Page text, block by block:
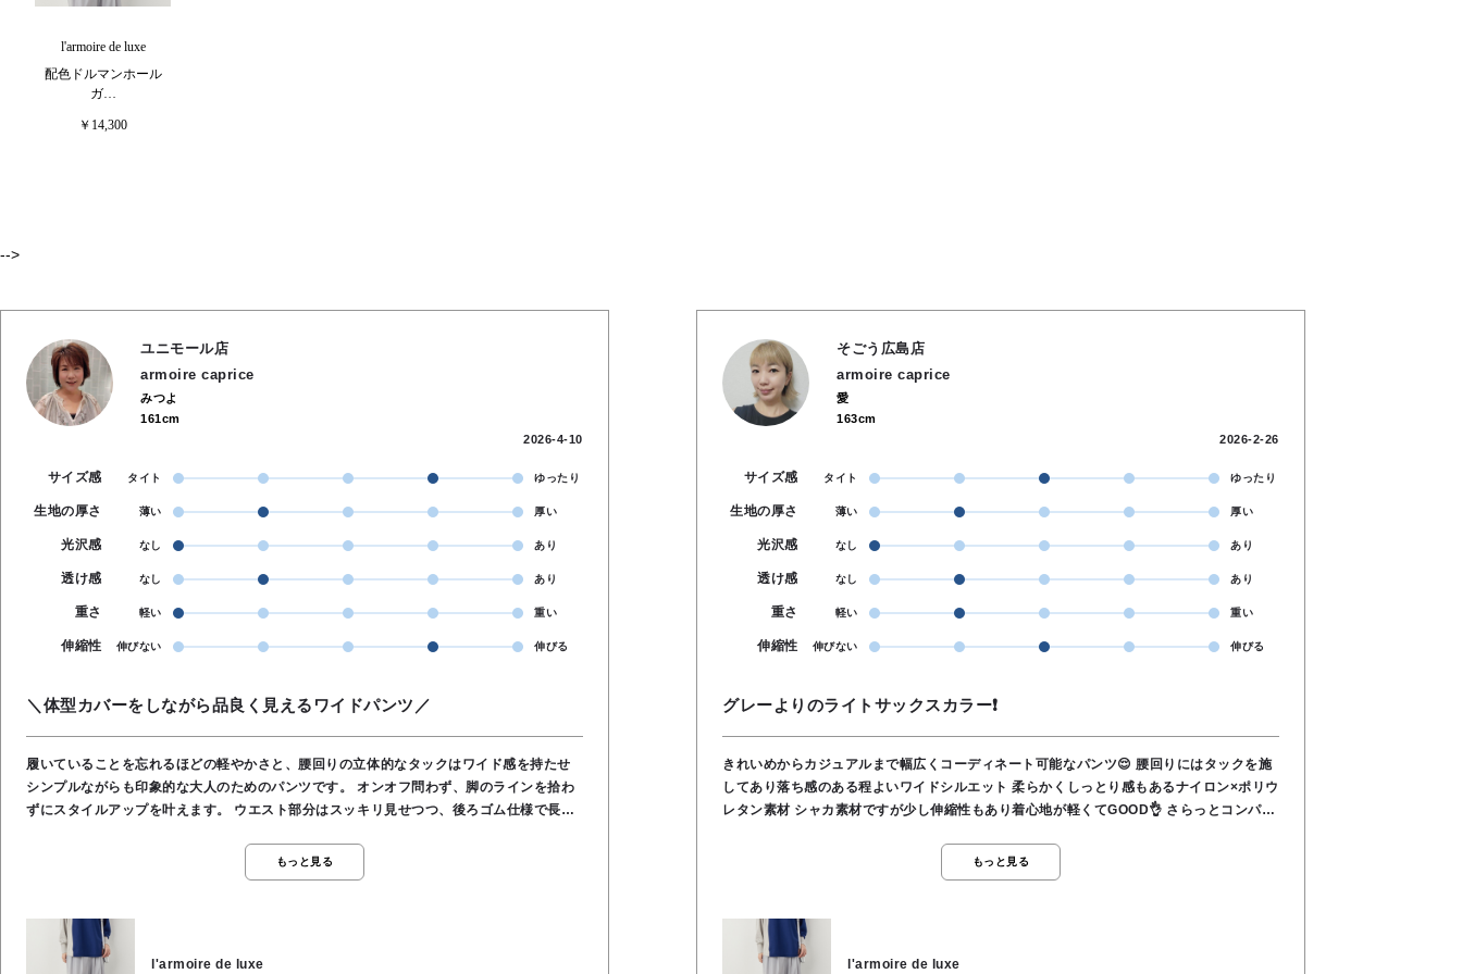
l'armoire de luxe
配色ドルマンホール
ガ…
￥14,300
-->
ユニモール店
armoire caprice
みつよ
161cm
2026-4-10
サイズ感 タイト ゆったり
生地の厚さ 薄い 厚い
光沢感 なし あり
透け感 なし あり
重さ 軽い 重い
伸縮性 伸びない 伸びる
＼体型カバーをしながら品良く見えるワイドパンツ／
履いていることを忘れるほどの軽やかさと、腰回りの立体的なタックはワイド感を持たせ
シンプルながらも印象的な大人のためのパンツです。 オンオフ問わず、脚のラインを拾わ
ずにスタイルアップを叶えます。 ウエスト部分はスッキリ見せつつ、後ろゴム仕様で長時
ー】 ・清潔感、洗練、クール、透明感の印象 ★ウエスト 68cm ★股上 35cm ★股下
ド・後ろゴム（前フラット） ●ポケット あり ●手洗い可能 ●ナイロン90％, ポリウレタン
もっと見る
l'armoire de luxe
そごう広島店
armoire caprice
愛
163cm
2026-2-26
サイズ感 タイト ゆったり
生地の厚さ 薄い 厚い
光沢感 なし あり
透け感 なし あり
重さ 軽い 重い
伸縮性 伸びない 伸びる
グレーよりのライトサックスカラー❗
きれいめからカジュアルまで幅広くコーディネート可能なパンツ😌 腰回りにはタックを施
してあり落ち感のある程よいワイドシルエット 柔らかくしっとり感もあるナイロン×ポリウ
レタン素材 シャカ素材ですが少し伸縮性もあり着心地が軽くてGOOD👌 さらっとコンパク
し ●透け感 なし ●伸縮性 あり ●ポケット あり ●ウエスト サイドから後ろ
もっと見る
l'armoire de luxe